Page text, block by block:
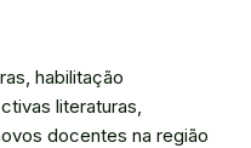
habilitação
literaturas,
docentes na região